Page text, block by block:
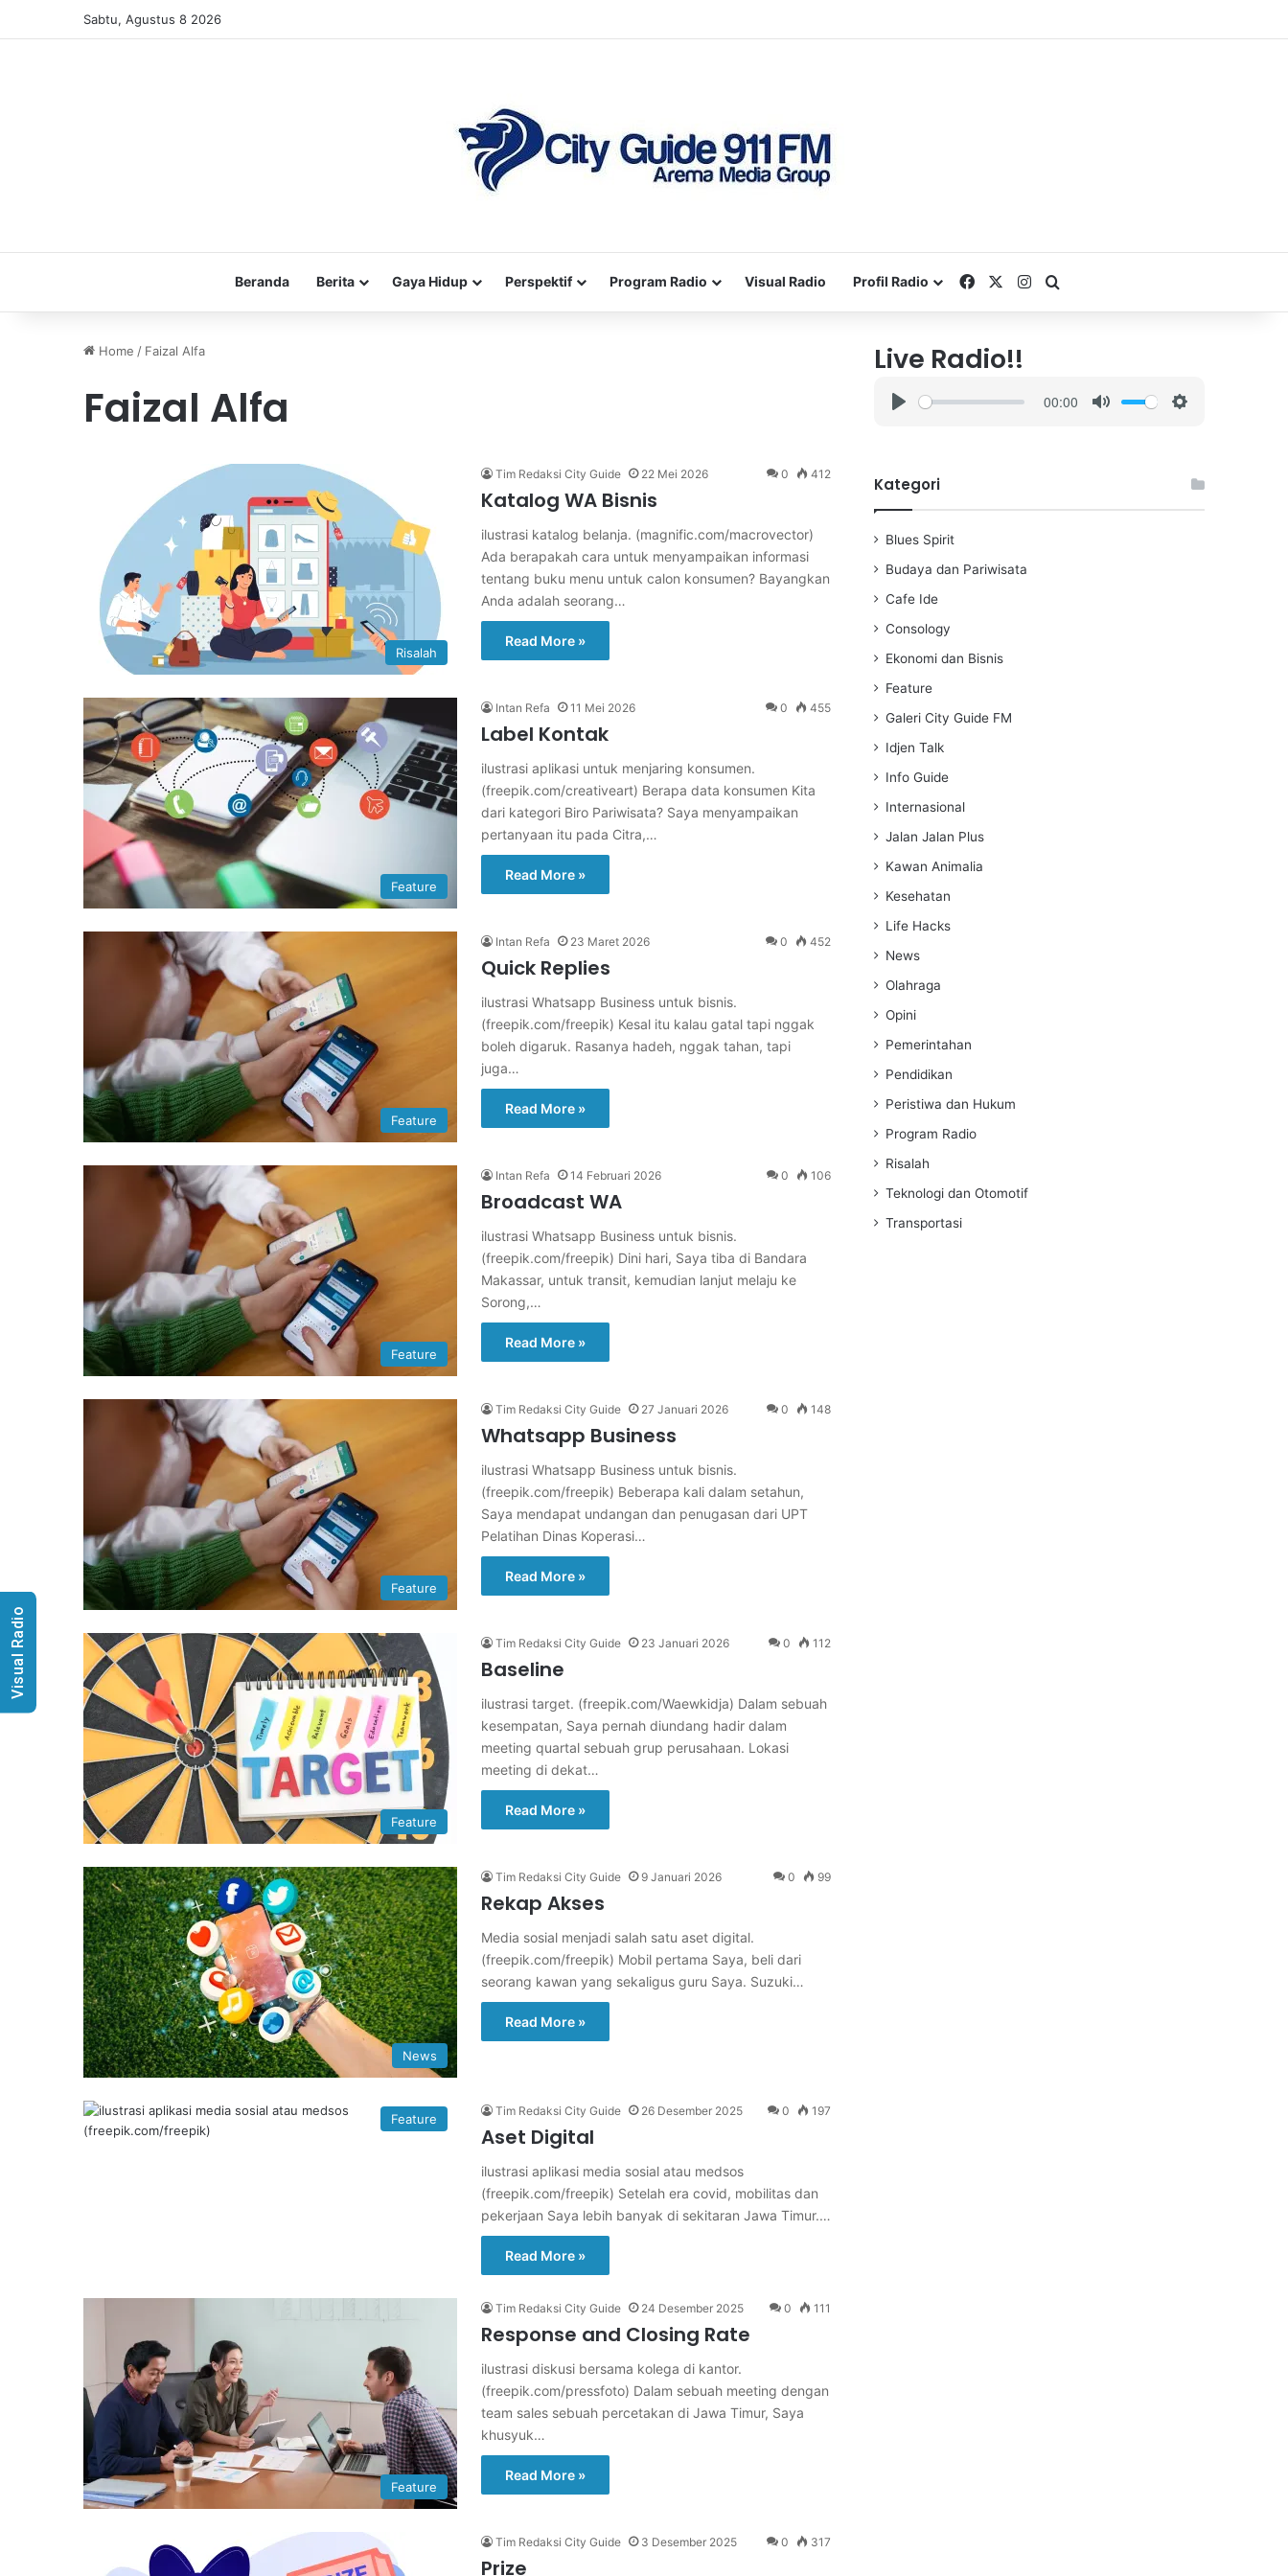
Sabtu, Agustus 8 2026
Beranda Berita Gaya Hidup Perspektif Program Radio Visual Radio Profil Radio FacebookInstagram
Home / Faizal Alfa
Faizal Alfa
Risalah
Tim Redaksi City Guide 22 Mei 2026 0 412
Katalog WA Bisnis
ilustrasi katalog belanja. (magnific.com/macrovector)
Ada berapakah cara untuk menyampaikan informasi
tentang buku menu untuk calon konsumen? Bayangkan
Anda adalah seorang…
Read More »
Feature
Intan Refa 11 Mei 2026 0 455
Label Kontak
ilustrasi aplikasi untuk menjaring konsumen.
(freepik.com/creativeart) Berapa data konsumen Kita
dari kategori Biro Pariwisata? Saya menyampaikan
pertanyaan itu pada Citra,…
Read More »
Feature
Intan Refa 23 Maret 2026 0 452
Quick Replies
ilustrasi Whatsapp Business untuk bisnis.
(freepik.com/freepik) Kesal itu kalau gatal tapi nggak
boleh digaruk. Rasanya hadeh, nggak tahan, tapi
juga…
Read More »
Feature
Intan Refa 14 Februari 2026 0 106
Broadcast WA
ilustrasi Whatsapp Business untuk bisnis.
(freepik.com/freepik) Dini hari, Saya tiba di Bandara
Makassar, untuk transit, kemudian lanjut melaju ke
Sorong,…
Read More »
Feature
Tim Redaksi City Guide 27 Januari 2026 0 148
Whatsapp Business
ilustrasi Whatsapp Business untuk bisnis.
(freepik.com/freepik) Beberapa kali dalam setahun,
Saya mendapat undangan dan penugasan dari UPT
Pelatihan Dinas Koperasi…
Read More »
Feature
Tim Redaksi City Guide 23 Januari 2026 0 112
Baseline
ilustrasi target. (freepik.com/Waewkidja) Dalam sebuah
kesempatan, Saya pernah diundang hadir dalam
meeting quartal sebuah grup perusahaan. Lokasi
meeting di dekat…
Read More »
News
Tim Redaksi City Guide 9 Januari 2026 0 99
Rekap Akses
Media sosial menjadi salah satu aset digital.
(freepik.com/freepik) Mobil pertama Saya, beli dari
seorang kawan yang sekaligus guru Saya. Suzuki…
Read More »
Feature
Tim Redaksi City Guide 26 Desember 2025 0 197
Aset Digital
ilustrasi aplikasi media sosial atau medsos
(freepik.com/freepik) Setelah era covid, mobilitas dan
pekerjaan Saya lebih banyak di sekitaran Jawa Timur.…
Read More »
Feature
Tim Redaksi City Guide 24 Desember 2025 0 111
Response and Closing Rate
ilustrasi diskusi bersama kolega di kantor.
(freepik.com/pressfoto) Dalam sebuah meeting dengan
team sales sebuah percetakan di Jawa Timur, Saya
khusyuk…
Read More »
Tim Redaksi City Guide 3 Desember 2025 0 317
Prize
Live Radio!!
y
00:00
i
Kategori
Blues Spirit
Budaya dan Pariwisata
Cafe Ide
Consology
Ekonomi dan Bisnis
Feature
Galeri City Guide FM
Idjen Talk
Info Guide
Internasional
Jalan Jalan Plus
Kawan Animalia
Kesehatan
Life Hacks
News
Olahraga
Opini
Pemerintahan
Pendidikan
Peristiwa dan Hukum
Program Radio
Risalah
Teknologi dan Otomotif
Transportasi
Visual Radio